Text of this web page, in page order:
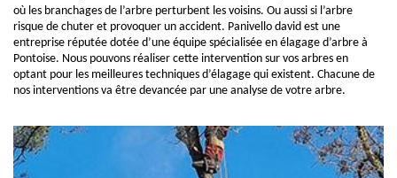
où les branchages de l’arbre perturbent les voisins. Ou aussi si l’arbre
risque de chuter et provoquer un accident. Panivello david est une
entreprise réputée dotée d’une équipe spécialisée en élagage d’arbre à
Pontoise. Nous pouvons réaliser cette intervention sur vos arbres en
optant pour les meilleures techniques d’élagage qui existent. Chacune de
nos interventions va être devancée par une analyse de votre arbre.